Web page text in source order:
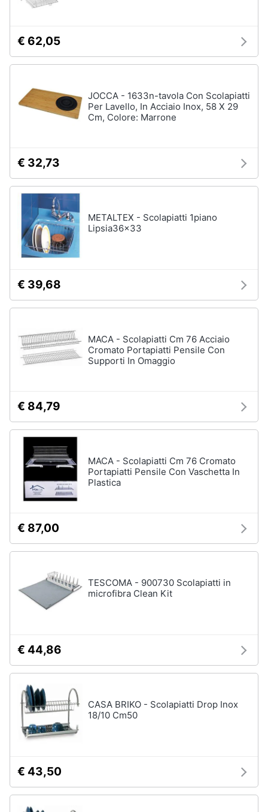
infanzia
Casalinghi
Sport
Animali
Motori
cd
dvd
Festività
e
ricorrenze
Servizi
Assistenza
clienti
Esci
Stendibiancheria
tutti
tavola
Vedi
Portabiancheria
Porta
asciugamani
Asciugamani
elettrici
€ 62,05
JOCCA - 1633n-tavola Con Scolapiatti
Per Lavello, In Acciaio Inox, 58 X 29
Cm, Colore: Marrone
€ 32,73
METALTEX - Scolapiatti 1piano
Lipsia36x33
€ 39,68
MACA - Scolapiatti Cm 76 Acciaio
Cromato Portapiatti Pensile Con
Supporti In Omaggio
€ 84,79
MACA - Scolapiatti Cm 76 Cromato
Portapiatti Pensile Con Vaschetta In
Plastica
€ 87,00
TESCOMA - 900730 Scolapiatti in
microfibra Clean Kit
€ 44,86
CASA BRIKO - Scolapiatti Drop Inox
18/10 Cm50
€ 43,50